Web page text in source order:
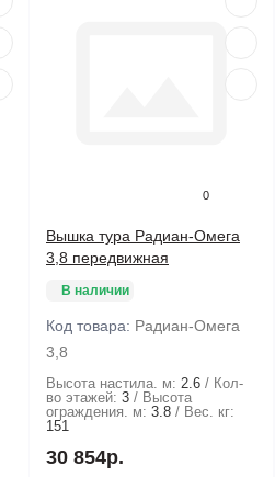
0
Вышка тура Радиан-Омега
3,8 передвижная
В наличии
Код товара: Радиан-Омега
3,8
Высота настила. м: 2.6
Кол-
во этажей: 3
Высота
ограждения. м: 3.8
Вес. кг:
151
30 854р.